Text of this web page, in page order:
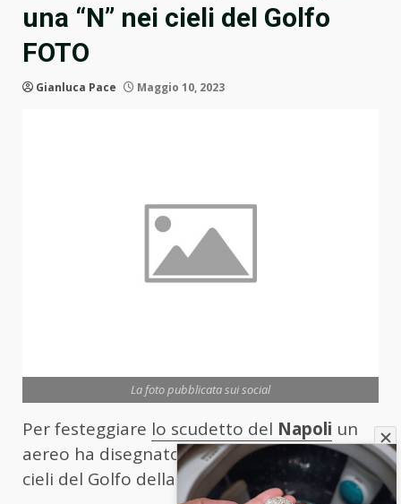
una “N” nei cieli del Golfo
FOTO
Gianluca Pace Maggio 10, 2023
La foto pubblicata sui social
Per festeggiare lo scudetto del Napoli un
aereo ha disegnato in cielo una “enne” nei
cieli del Golfo della città partenopea.